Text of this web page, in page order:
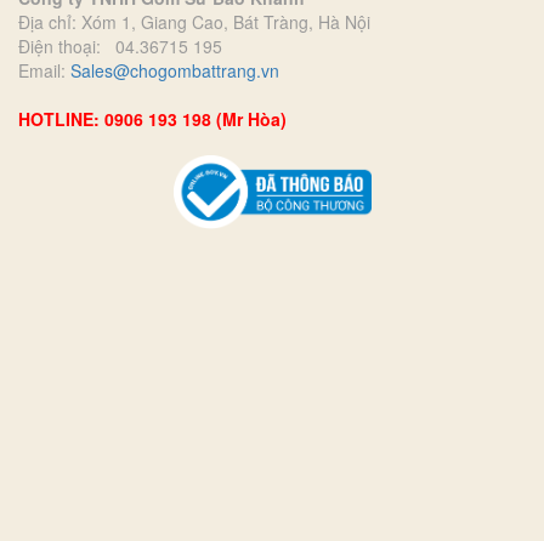
Địa chỉ: Xóm 1, Giang Cao, Bát Tràng, Hà Nội
Điện thoại: 04.36715 195
Email: Sales@chogombattrang.vn
HOTLINE: 0906 193 198 (Mr Hòa)